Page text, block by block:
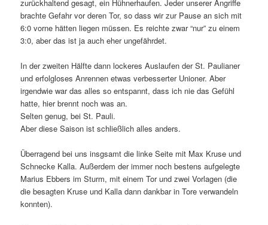
zurückhaltend gesagt, ein Hühnerhaufen. Jeder unserer Angriffe
brachte Gefahr vor deren Tor, so dass wir zur Pause an sich mit
6:0 vorne hätten liegen müssen. Es reichte zwar “nur” zu einem
3:0, aber das ist ja auch eher ungefährdet.
In der zweiten Hälfte dann lockeres Auslaufen der St. Paulianer
und erfolgloses Anrennen etwas verbesserter Unioner. Aber
irgendwie war das alles so entspannt, dass ich nie das Gefühl
hatte, hier brennt noch was an.
Selten genug, bei St. Pauli.
Aber diese Saison ist schließlich alles anders.
Überragend bei uns insgsamt die linke Seite mit Max Kruse und
Schnecke Kalla. Außerdem der immer noch bestens aufgelegte
Marius Ebbers im Sturm, mit einem Tor und zwei Vorlagen (die
die besagten Kruse und Kalla dann dankbar in Tore verwandeln
konnten).